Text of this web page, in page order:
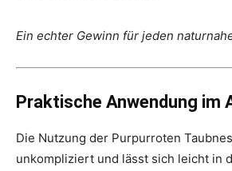
Ein echter Gewinn für jeden
Praktische Anwendung im
Die Nutzung der Purpurroten
unkompliziert und lässt sich leicht in